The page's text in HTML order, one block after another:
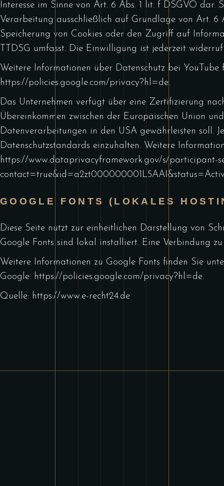
Interesse im Sinne von Art. 6 Abs. 1 lit. f DSGVO
Verarbeitung ausschließlich auf Grundlage von Art. 6
Speicherung von Cookies oder den Zugriff auf
TTDSG umfasst. Die Einwilligung ist jederzeit
Weitere Informationen über Datenschutz bei
https://policies.google.com/privacy?hl=de.
Das Unternehmen verfügt über eine Zertifizierung
Übereinkommen zwischen der Europäischen Union
Datenverarbeitungen in den USA gewährleisten soll.
Datenschutzstandards einzuhalten. Weitere
https://www.dataprivacyframework.gov/s/participant-
GOOGLE FONTS (LOKALES
Diese Seite nutzt zur einheitlichen Darstellung von
Google Fonts sind lokal installiert. Eine Verbindung
Weitere Informationen zu Google Fonts finden Sie
Google: https://policies.google.com/privacy?hl=de.
Quelle: https://www.e-recht24.de